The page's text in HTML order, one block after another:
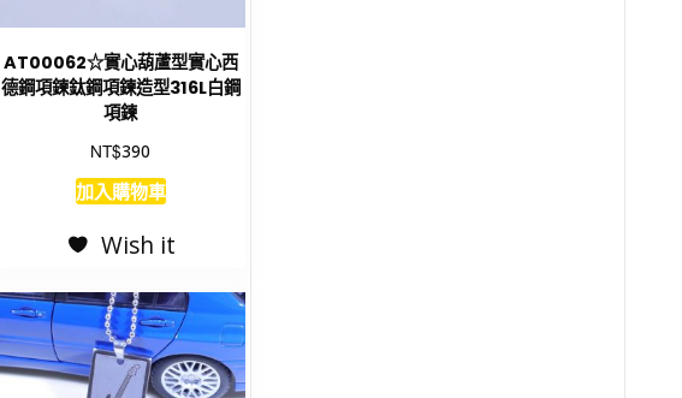
AT00062☆實心葫蘆型實心西
德鋼項鍊鈦鋼項鍊造型316L白鋼
項鍊
NT$390
加入購物車
Wish it